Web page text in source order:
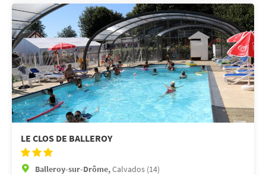
LE CLOS DE BALLEROY
Balleroy-sur-Drôme,Calvados (14)